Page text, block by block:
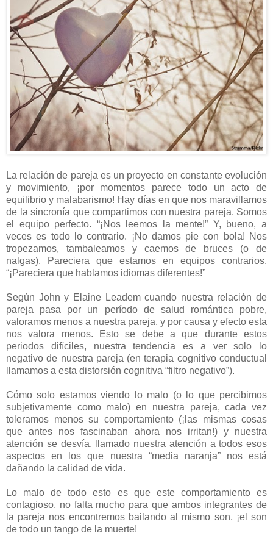
La relación de pareja es un proyecto en constante evolución
y movimiento, ¡por momentos parece todo un acto de
equilibrio y malabarismo! Hay días en que nos maravillamos
de la sincronía que compartimos con nuestra pareja. Somos
el equipo perfecto. “¡Nos leemos la mente!” Y, bueno, a
veces es todo lo contrario. ¡No damos pie con bola! Nos
tropezamos, tambaleamos y caemos de bruces (o de
nalgas). Pareciera que estamos en equipos contrarios.
“¡Pareciera que hablamos idiomas diferentes!”
Según John y Elaine Leadem cuando nuestra relación de
pareja pasa por un período de salud romántica pobre,
valoramos menos a nuestra pareja, y por causa y efecto esta
nos valora menos. Esto se debe a que durante estos
periodos difíciles, nuestra tendencia es a ver solo lo
negativo de nuestra pareja (en terapia cognitivo conductual
llamamos a esta distorsión cognitiva “filtro negativo”).
Cómo solo estamos viendo lo malo (o lo que percibimos
subjetivamente como malo) en nuestra pareja, cada vez
toleramos menos su comportamiento (¡las mismas cosas
que antes nos fascinaban ahora nos irritan!) y nuestra
atención se desvía, llamado nuestra atención a todos esos
aspectos en los que nuestra “media naranja” nos está
dañando la calidad de vida.
Lo malo de todo esto es que este comportamiento es
contagioso, no falta mucho para que ambos integrantes de
la pareja nos encontremos bailando al mismo son, ¡el son
de todo un tango de la muerte!